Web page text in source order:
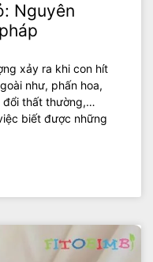
Nguyên
xảy ra khi con hít
như, phấn hoa,
đổi thất thường,…
biết được những